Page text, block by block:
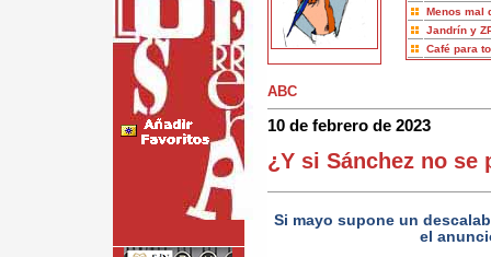
Menos mal
Jandrín y
Café para
ABC
10 de febrero de 2023
¿Y si Sánchez no se
Si mayo supone un
el